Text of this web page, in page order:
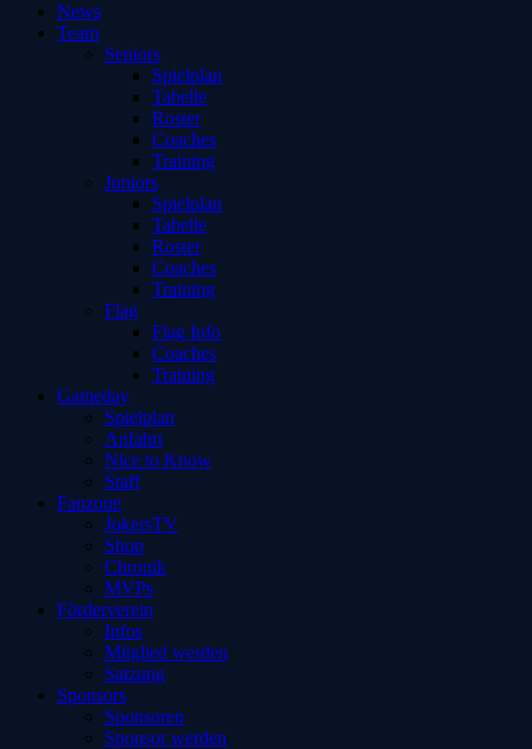
News
Team
Seniors
Spielplan
Tabelle
Roster
Coaches
Training
Juniors
Spielplan
Tabelle
Roster
Coaches
Training
Flag
Flag Info
Coaches
Training
Gameday
Spielplan
Anfahrt
Nice to Know
Staff
Fanzone
JokersTV
Shop
Chronik
MVPs
Förderverein
Infos
Mitglied werden
Satzung
Sponsors
Sponsoren
Sponsor werden